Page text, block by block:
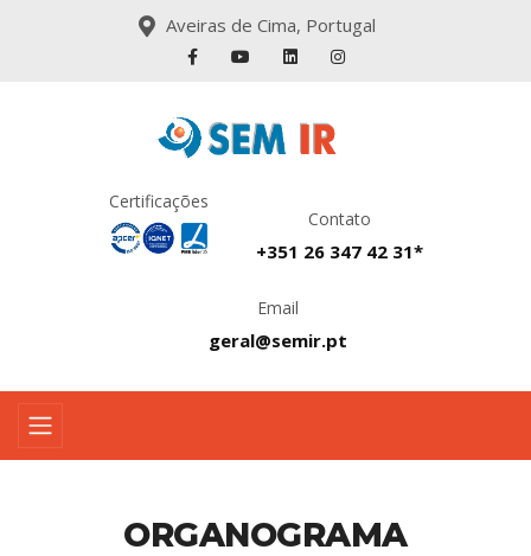
Aveiras de Cima, Portugal
Certificações
Contato
+351 26 347 42 31*
Email
geral@semir.pt
ORGANOGRAMA